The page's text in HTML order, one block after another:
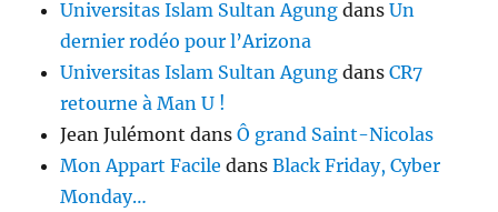
Universitas Islam Sultan Agung dansUn
dernier rodéo pour l’Arizona
Universitas Islam Sultan Agung dansCR7
retourne à Man U !
Jean Julémont dansÔ grand Saint-Nicolas
Mon Appart Facile dansBlack Friday, Cyber
Monday…